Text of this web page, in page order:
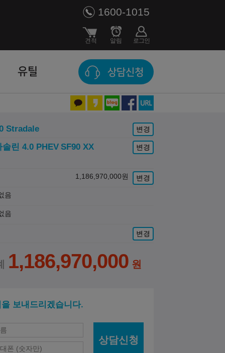
1600-1015
유틸 상담신청
Stradale 변경
솔린 4.0 PHEV SF90 XX 변경
1,186,970,000원 변경
음
음
변경
1,186,970,000
보내드리겠습니다.
상담신청